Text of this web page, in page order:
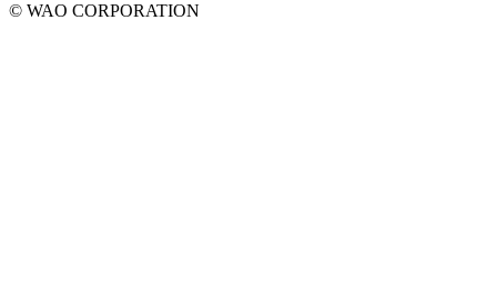
© WAO CORPORATION